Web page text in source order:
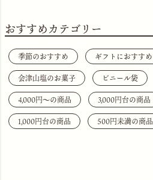
おすすめカテゴリー
季節のおすすめ ギフトにおすすめ
会津山塩のお菓子
ビニール袋
4,000円〜の商品
3,000円台の商品
1,000円台の商品
500円未満の商品